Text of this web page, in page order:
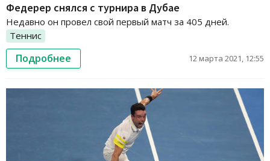
Федерер снялся с турнира в Дубае
Недавно он провел свой первый матч за 405 дней.
Теннис
Подробнее 12 марта 2021, 12:55